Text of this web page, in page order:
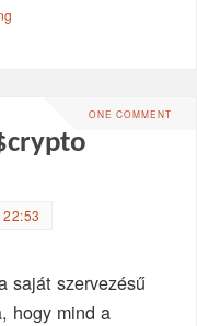
ONE COMMENT
saját szervezésű
hogy mind a